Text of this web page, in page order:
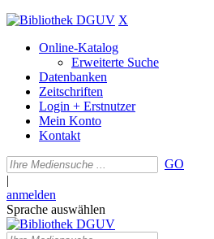
X
Online-Katalog
Erweiterte Suche
Datenbanken
Zeitschriften
Login + Erstnutzer
Mein Konto
Kontakt
GO
|
anmelden
Sprache auswählen